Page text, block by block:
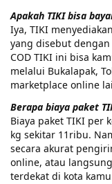
Apakah TIKI bisa
Iya, TIKI
yang disebut dengan
COD TIKI ini bisa
melalui Bukalapak,
marketplace online
Berapa biaya paket
Biaya paket TIKI per
kg sekitar 11ribu.
secara akurat
online, atau
terdekat di kota